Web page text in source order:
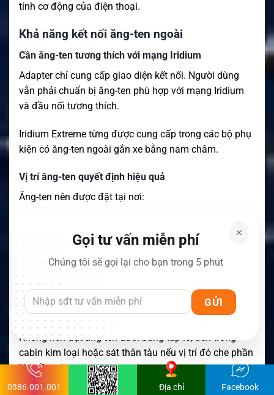
tính cơ động của điện thoại.
Khả năng kết nối ăng-ten ngoài
Cần ăng-ten tương thích với mạng Iridium
Adapter chỉ cung cấp giao diện kết nối. Người dùng
vẫn phải chuẩn bị ăng-ten phù hợp với mạng Iridium
và đầu nối tương thích.
Iridium Extreme từng được cung cấp trong các bộ phụ
kiện có ăng-ten ngoài gắn xe bằng nam châm.
Vị trí ăng-ten quyết định hiệu quả
Ăng-ten nên được đặt tại nơi:
Không bị mái kim loại che phủ.
Cách xa nguồn gây nhiễu mạnh.
Không bị kẹp giữa các thiết bị lớn.
Có bề mặt gá chắc chắn.
Không nên đặt ăng-ten dưới bảng táp-lô, bên trong
cabin kim loại hoặc sát thân tàu nếu vị trí đó che phần
lớn bầu trời.
Gọi tư vấn miễn phí
Chúng tôi sẽ gọi lại cho bạn trong 5 phút
0386.001.001 Địa chỉ Facebook